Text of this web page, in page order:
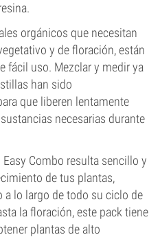
orgánicos que necesitan
y de floración, están
fácil uso. Mezclar y medir ya
han sido
que liberen lentamente
necesarias durante
Combo resulta sencillo y
de tus plantas,
lo largo de todo su ciclo de
la floración, este pack tiene
plantas de alto